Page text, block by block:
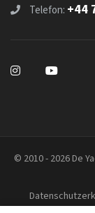
Telefon: +44
© 2010 - 2026 De